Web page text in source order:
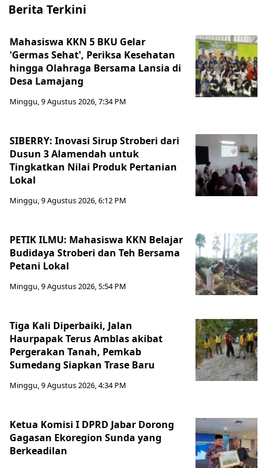
Berita Terkini
Mahasiswa KKN 5 BKU Gelar
'Germas Sehat', Periksa Kesehatan
hingga Olahraga Bersama Lansia di
Desa Lamajang
Minggu, 9 Agustus 2026, 7:34 PM
SIBERRY: Inovasi Sirup Stroberi dari
Dusun 3 Alamendah untuk
Tingkatkan Nilai Produk Pertanian
Lokal
Minggu, 9 Agustus 2026, 6:12 PM
PETIK ILMU: Mahasiswa KKN Belajar
Budidaya Stroberi dan Teh Bersama
Petani Lokal
Minggu, 9 Agustus 2026, 5:54 PM
Tiga Kali Diperbaiki, Jalan
Haurpapak Terus Amblas akibat
Pergerakan Tanah, Pemkab
Sumedang Siapkan Trase Baru
Minggu, 9 Agustus 2026, 4:34 PM
Ketua Komisi I DPRD Jabar Dorong
Gagasan Ekoregion Sunda yang
Berkeadilan